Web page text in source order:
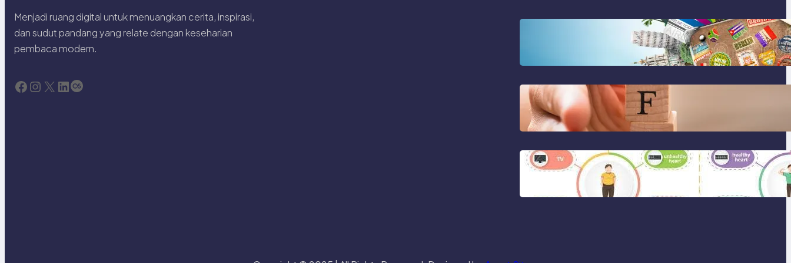
Menjadi ruang digital untuk menuangkan cerita, inspirasi,
dan sudut pandang yang relate dengan keseharian
pembaca modern.
Facebook Instagram X LinkedIn Last.fm
Tren Traveling 2025: Liburan Cerdas,
Ramah Lingkungan, dan Penuh Makna
Gaya Hidup Seimbang 2025:
Kesehatan Mental, Produktivitas, dan
Makna Hidup Baru
Gaya Hidup Sehat 2025: Antara Tren,
Teknologi, dan Kesadaran Diri